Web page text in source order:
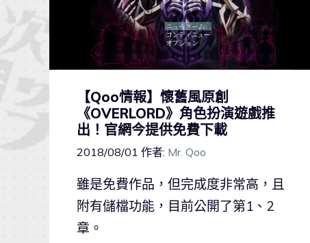
【Qoo情報】懷舊風原創
《OVERLORD》角色扮演遊戲推
出！官網今提供免費下載
2018/08/01 作者: Mr. Qoo
雖是免費作品，但完成度非常高，且
附有儲檔功能，目前公開了第1、2
章。